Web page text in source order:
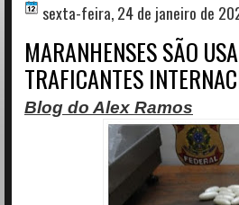
sexta-feira, 24 de janeiro de
MARANHENSES SÃO
TRAFICANTES
Blog do Alex Ramos